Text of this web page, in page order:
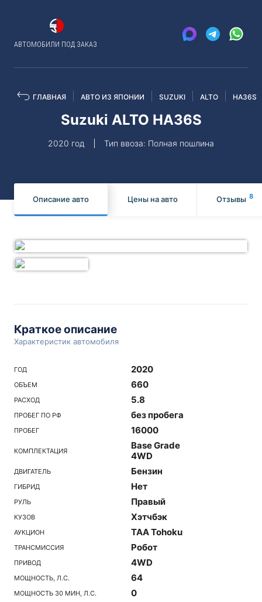
АВТОМОБИЛИ ПОД ЗАКАЗ
ГЛАВНАЯ АВТО ИЗ ЯПОНИИ SUZUKI ALTO HA36S
Suzuki ALTO HA36S
2020 год Тип ввоза: Полная пошлина
Описание авто Цены на авто Отзывы 8
Краткое описание
Характеристик автомобиля
ГОД 2020
ОБЪЕМ 660
РАСХОД 5.8
ПРОБЕГ ПО РФ без пробега
ПРОБЕГ 16000
КОМПЛЕКТАЦИЯ
Base Grade
4WD
ДВИГАТЕЛЬ Бензин
ГИБРИД Нет
РУЛЬ Правый
КУЗОВ Хэтчбэк
АУКЦИОН TAA Tohoku
ТРАНСМИССИЯ Робот
ПРИВОД 4WD
МОЩНОСТЬ, Л.С. 64
МОЩНОСТЬ 30 МИН, Л.С. 0